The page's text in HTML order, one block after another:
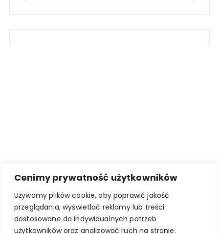
Cenimy prywatność użytkowników
Używamy plików cookie, aby poprawić jakość
przeglądania, wyświetlać reklamy lub treści
dostosowane do indywidualnych potrzeb
użytkowników oraz analizować ruch na stronie.